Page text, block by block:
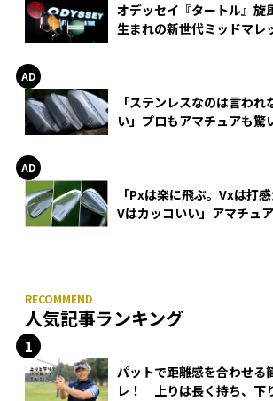
オデッセイ『タートル』旋
生まれの新世代ミッドマレ
「ステンレスなのは言わ
い」プロもアマチュアも驚
「Pxは楽に飛ぶ。Vxは打
Vはカッコいい」アマチュ
人気記事ランキング
パットで距離感を合わせる
レ！ 上りは長く持ち、下